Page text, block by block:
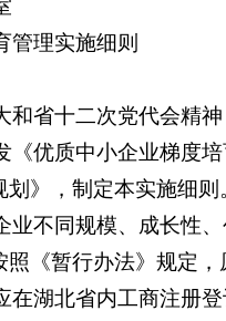
管理实施细则
和省十二次党代会精
《优质中小企业梯度
划》，制定本实施细则
不同规模、成长性
照《暂行办法》规定
湖北省内工商注册